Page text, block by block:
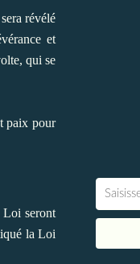
révélé
et
qui se
paix pour
seront
la Loi